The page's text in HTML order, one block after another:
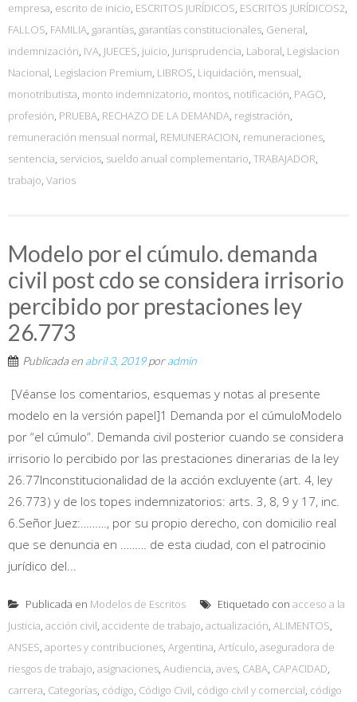
empresa, escrito de inicio, ESCRITOS JURÍDICOS, ESCRITOS JURÍDICOS2,
FALLOS, FAMILIA, garantías, garantías constitucionales, General,
indemnización, IVA, JUECES, juicio, Jurisprudencia, Laboral, Legislacion
Nacional, Legislacion Premium, LIBROS, Liquidación, mensual,
monotributista, monto indemnizatorio, montos, notificación, PAGO,
profesión, PRUEBA, RECHAZO DE LA DEMANDA, registración,
remuneración mensual normal, REMUNERACION, remuneraciones,
sentencia, servicios, sueldo anual complementario, TRABAJADOR,
trabajo, Varios
Modelo por el cúmulo. demanda
civil post cdo se considera irrisorio
percibido por prestaciones ley
26.773
Publicada en abril 3, 2019poradmin
[Véanse los comentarios, esquemas y notas al presente
modelo en la versión papel]1 Demanda por el cúmuloModelo
por “el cúmulo”. Demanda civil posterior cuando se considera
irrisorio lo percibido por las prestaciones dinerarias de la ley
26.77Inconstitucionalidad de la acción excluyente (art. 4, ley
26.773) y de los topes indemnizatorios: arts. 3, 8, 9 y 17, inc.
6.Señor Juez:………, por su propio derecho, con domicilio real
que se denuncia en ……… de esta ciudad, con el patrocinio
jurídico del...
Publicada en Modelos de Escritos Etiquetado con acceso a la
Justicia, acción civil, accidente de trabajo, actualización, ALIMENTOS,
ANSES, aportes y contribuciones, Argentina, Artículo, aseguradora de
riesgos de trabajo, asignaciones, Audiencia, aves, CABA, CAPACIDAD,
carrera, Categorías, código, Código Civil, código civil y comercial, código